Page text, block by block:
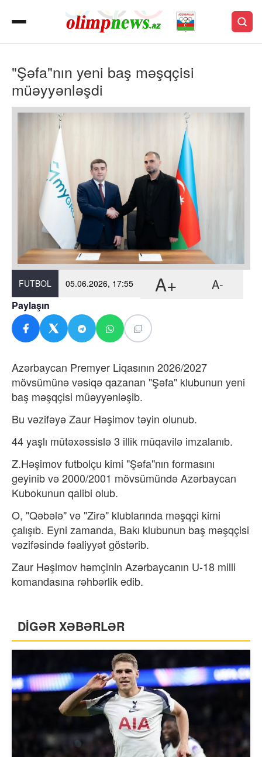
"Şəfa"nın yeni baş məşqçisi
müəyyənləşdi
FUTBOL 05.06.2026, 17:55 A+ A-
Paylaşın
Azərbaycan Premyer Liqasının 2026/2027
mövsümünə vəsiqə qazanan "Şəfa" klubunun yeni
baş məşqçisi müəyyənləşib.
Bu vəzifəyə Zaur Həşimov təyin olunub.
44 yaşlı mütəxəssislə 3 illik müqavilə imzalanıb.
Z.Həşimov futbolçu kimi "Şəfa"nın formasını
geyinib və 2000/2001 mövsümündə Azərbaycan
Kubokunun qalibi olub.
O, "Qəbələ" və "Zirə" klublarında məşqçi kimi
çalışıb. Eyni zamanda, Bakı klubunun baş məşqçisi
vəzifəsində fəaliyyət göstərib.
Zaur Həşimov həmçinin Azərbaycanın U-18 milli
komandasına rəhbərlik edib.
DİGƏR XƏBƏRLƏR